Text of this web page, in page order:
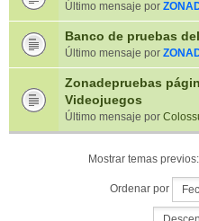
Último mensaje por
Banco de pruebas
Último mensaje por
Zonadepruebas
Videojuegos
Último mensaje por
Mostrar temas previos:
Ordenar por